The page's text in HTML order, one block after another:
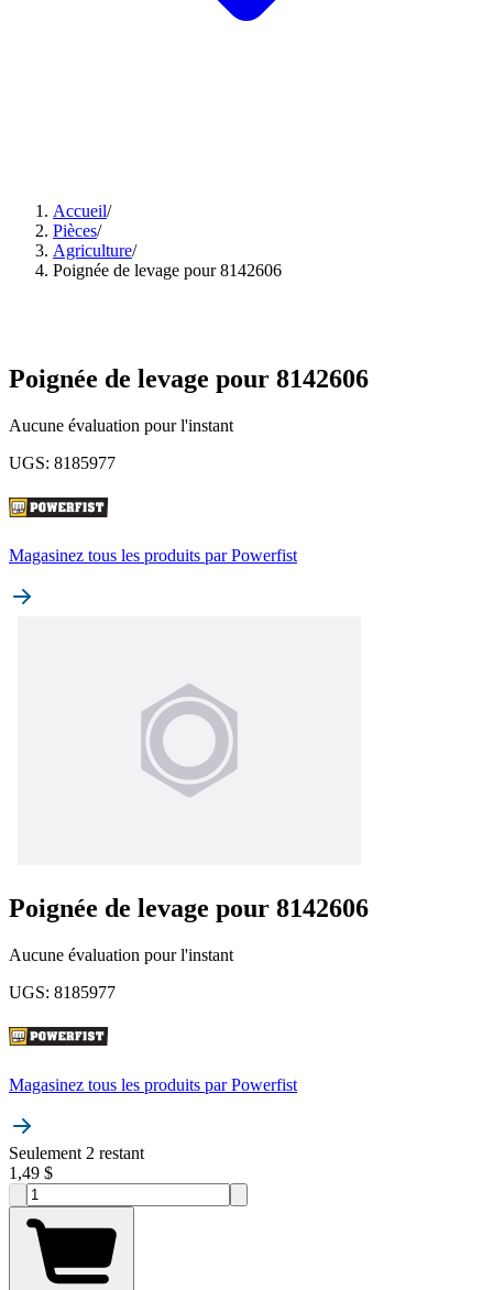
Accueil/
Pièces/
Agriculture/
Poignée de levage pour 8142606
Poignée de levage pour 8142606
Aucune évaluation pour l'instant
UGS: 8185977
Magasinez tous les produits par Powerfist
Poignée de levage pour 8142606
Aucune évaluation pour l'instant
UGS: 8185977
Magasinez tous les produits par Powerfist
Seulement 2 restant
1,49 $